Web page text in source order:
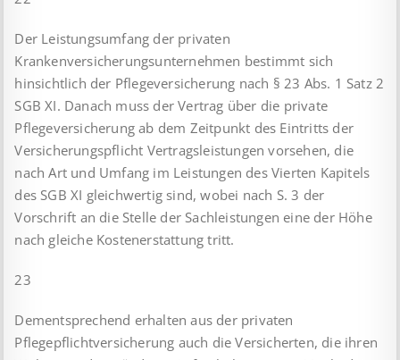
Der Leistungsumfang der privaten
Krankenversicherungsunternehmen bestimmt sich
hinsichtlich der Pflegeversicherung nach § 23 Abs. 1 Satz 2
SGB XI. Danach muss der Vertrag über die private
Pflegeversicherung ab dem Zeitpunkt des Eintritts der
Versicherungspflicht Vertragsleistungen vorsehen, die
nach Art und Umfang im Leistungen des Vierten Kapitels
des SGB XI gleichwertig sind, wobei nach S. 3 der
Vorschrift an die Stelle der Sachleistungen eine der Höhe
nach gleiche Kostenerstattung tritt.
23
Dementsprechend erhalten aus der privaten
Pflegepflichtversicherung auch die Versicherten, die ihren